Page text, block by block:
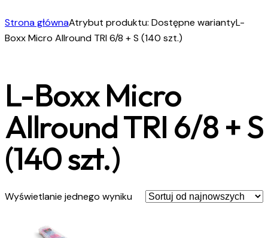
1
Strona głównaAtrybut produktu: Dostępne wariantyL-
Boxx Micro Allround TRI 6/8 + S (140 szt.)
L-Boxx Micro
Allround TRI 6/8 + S
(140 szt.)
Wyświetlanie jednego wyniku